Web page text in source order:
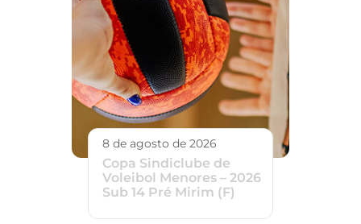
8 de agosto de 2026
Copa Sindiclube de
Voleibol Menores – 2026
Sub 14 Pré Mirim (F)